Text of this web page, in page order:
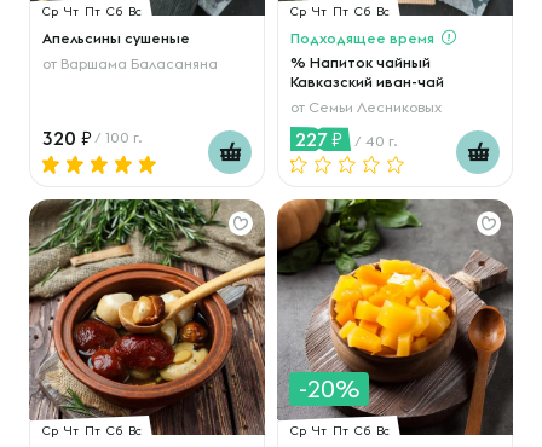
Ср Чт Пт Сб Вс
Апельсины сушеные
от Варшама Баласаняна
320 / 100 г.
Ср Чт Пт Сб Вс
Подходящее время
% Напиток чайный
Кавказский иван-чай
от Семьи Лесниковых
227 / 40 г.
Ср Чт Пт Сб Вс
-20%
Ср Чт Пт Сб Вс